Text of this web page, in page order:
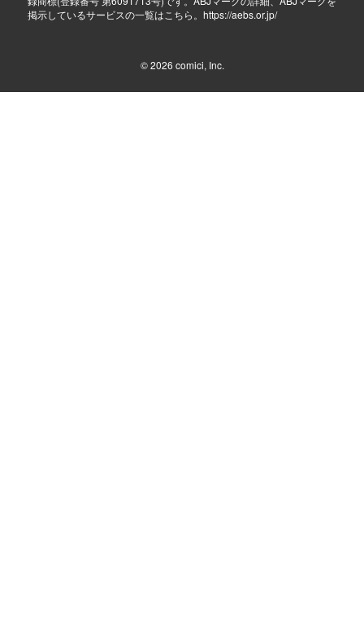
掲示しているサービスの一覧はこちら。 https://aebs.or.jp/
© 2026 comici, Inc.